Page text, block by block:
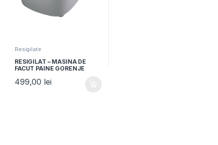
Resigilate
RESIGILAT – MASINA DE
FACUT PAINE GORENJE
Capacitate 1125-1600g, 16
programe, Alb/Argintiu
499,00 lei